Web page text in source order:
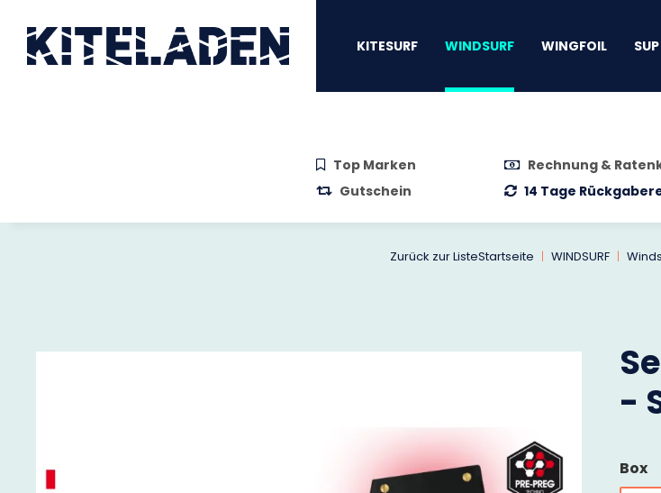
KITESURF WINDSURF WINGFOIL SUP
Top Marken
Rechnung &
Gutschein
14 Tage
Zurück zur ListeStartseite WINDSURF
-
Box